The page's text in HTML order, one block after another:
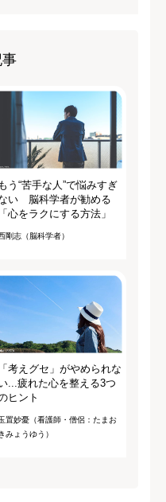
事
もう“苦手な人”で悩みすぎ
い 脳科学者が勧める
「心をラクにする方法」
剛志（脳科学者）
「考えグセ」がやめられな
...疲れた心を整える3つ
ヒント
置妙憂（看護師・僧侶：たまお
みょうゆう）